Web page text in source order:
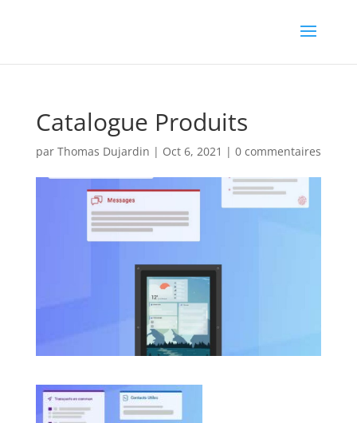
Catalogue Produits
par Thomas Dujardin | Oct 6, 2021 | 0 commentaires